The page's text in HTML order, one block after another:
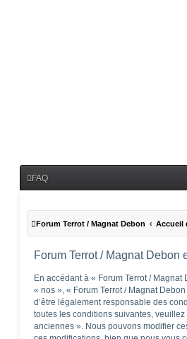
FAQ
Forum Terrot / Magnat Debon Accueil
Forum Terrot / Magnat Debon
En accédant à « Forum Terrot /
« nos », « Forum Terrot / Magnat
d’être légalement responsable des
toutes les conditions suivantes,
anciennes ». Nous pouvons modifier